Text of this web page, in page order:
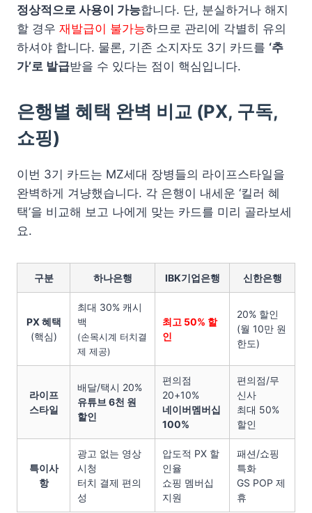
정상적으로 사용이 가능합니다. 단, 분실하거나 해지
할 경우 재발급이 불가능하므로 관리에 각별히 유의
하셔야 합니다. 물론, 기존 소지자도 3기 카드를 ‘추
가’로 발급받을 수 있다는 점이 핵심입니다.
은행별 혜택 완벽 비교 (PX, 구독,
쇼핑)
이번 3기 카드는 MZ세대 장병들의 라이프스타일을
완벽하게 겨냥했습니다. 각 은행이 내세운 ‘킬러 혜
택’을 비교해 보고 나에게 맞는 카드를 미리 골라보세
요.
구분 하나은행 IBK기업은행 신한은행
PX 혜택
(핵심)
최대 30% 캐시
백
(손목시계 터치결
제 제공)
최고 50% 할
인
20% 할인
(월 10만 원
한도)
라이프
스타일
배달/택시 20%
유튜브 6천 원
할인
편의점
20+10%
네이버멤버십
100%
편의점/무
신사
최대 50%
할인
특이사
항
광고 없는 영상
시청
터치 결제 편의
성
압도적 PX 할
인율
쇼핑 멤버십
지원
패션/쇼핑
특화
GS POP 제
휴